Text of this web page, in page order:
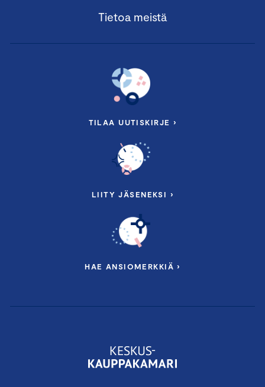
Tietoa meistä
TILAA UUTISKIRJE ›
LIITY JÄSENEKSI ›
HAE ANSIOMERKKIÄ ›